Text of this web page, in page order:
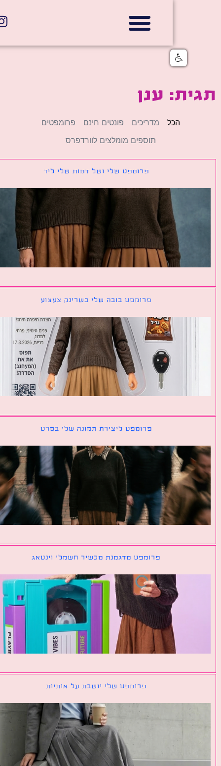
ענן
מדריכים פונטים חינם
פרומפטים
תוספים מומלצים לוורדפרס
פרומפט שלי ושל דמות שלי ליד
פרומפט בובה שלי בשרינק צעצוע
פרומפט ליצירת תמונה שלי בסרט
פרומפט מדגמנת מכשיר חשמלי וינטאג
פרומפט שלי יושבת על אותיות